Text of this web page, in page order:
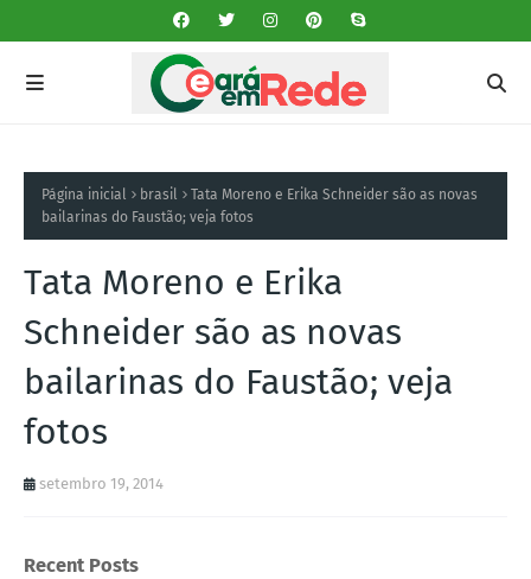
Página inicial brasil
Tata Moreno e Erika Schneider são as novas
bailarinas do Faustão; veja fotos
Tata Moreno e Erika
Schneider são as novas
bailarinas do Faustão; veja
fotos
setembro 19, 2014
Recent Posts